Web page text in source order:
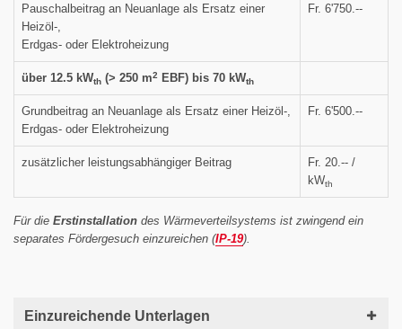
Pauschalbeitrag an Neuanlage als Ersatz einer
Heizöl-,
Erdgas- oder Elektroheizung
Fr. 6'750.--
über 12.5 kWth (> 250 m2 EBF) bis 70 kWth
Grundbeitrag an Neuanlage als Ersatz einer Heizöl-,
Erdgas- oder Elektroheizung
Fr. 6'500.--
zusätzlicher leistungsabhängiger Beitrag
Fr. 20.-- /
kWth
Für die Erstinstallation des Wärmeverteilsystems ist zwingend ein
separates Fördergesuch einzureichen (IP-19).
Einzureichende Unterlagen